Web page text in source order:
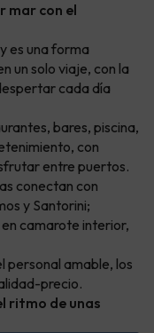
mar con el
es una forma
un solo viaje, con la
cada día
bares, piscina,
con
entre puertos.
conectan con
y Santorini;
camarote interior,
personal amable, los
precio.
ritmo de unas